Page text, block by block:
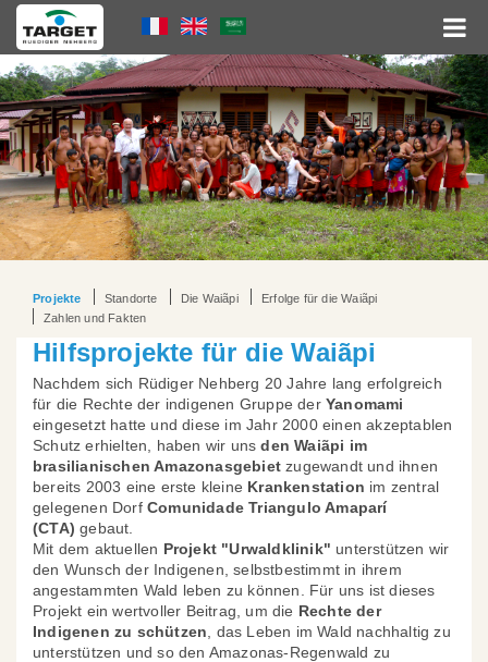
Direkt
zum
Inhalt
Language
Menu
Hauptnavigation
Projekte Standorte Die Waiãpi
Erfolge für die Waiãpi
Zahlen und Fakten
Hilfsprojekte für die Waiãpi
Nachdem sich Rüdiger Nehberg 20 Jahre lang erfolgreich
für die Rechte der indigenen Gruppe der Yanomami
eingesetzt hatte und diese im Jahr 2000 einen akzeptablen
Schutz erhielten, haben wir unsden Waiãpi im
brasilianischen Amazonasgebiet zugewandt und ihnen
bereits 2003 eine erste kleine Krankenstation im zentral
gelegenen Dorf Comunidade Triangulo Amaparí
(CTA) gebaut.
Mit dem aktuellen Projekt "Urwaldklinik" unterstützen wir
den Wunsch der Indigenen, selbstbestimmt in ihrem
angestammten Wald leben zu können. Für uns ist dieses
Projekt ein wertvoller Beitrag, um die Rechte der
Indigenen zu schützen , das Leben im Wald nachhaltig zu
unterstützen und so den Amazonas-Regenwald zu